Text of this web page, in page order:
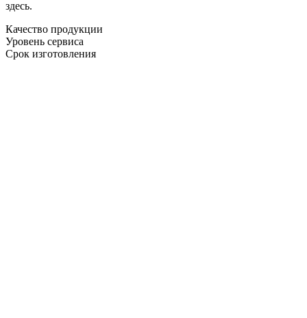
здесь.
Качество продукции
Уровень сервиса
Срок изготовления